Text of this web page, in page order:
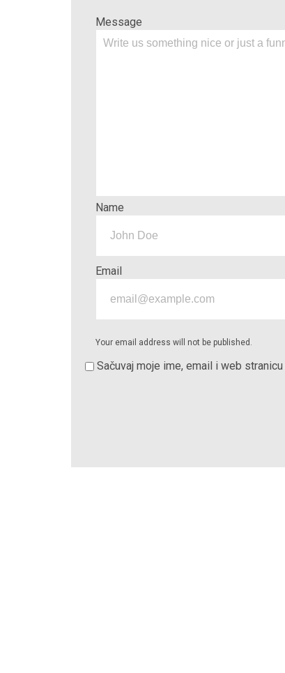
Message
Name
Email
Your email address will not be published.
Sačuvaj moje ime, email i web